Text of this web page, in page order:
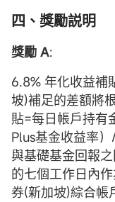
四、獎勵説明
獎勵 A:
6.8% 年化收益補
坡)補足的差額將
貼=每日帳戶持有
Plus基金收益率
與基礎基金回報
的七個工作日內
券(新加坡)綜合帳